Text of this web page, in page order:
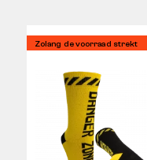
Zolang de voorraad strekt